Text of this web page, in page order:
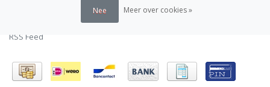
© 2026 - Earth Games | Realisatie:webshop-service.nl
Algemene voorwaarden|Disclaimer
RSS Feed
Nee Meer over cookies »